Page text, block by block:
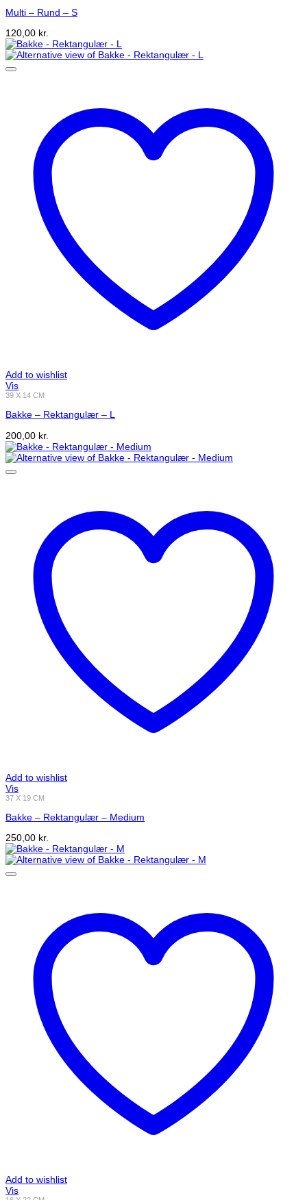
Multi – Rund – S
120,00 kr.
Add to wishlist
Vis
39 X 14 CM
Bakke – Rektangulær – L
200,00 kr.
Add to wishlist
Vis
37 X 19 CM
Bakke – Rektangulær – Medium
250,00 kr.
Add to wishlist
Vis